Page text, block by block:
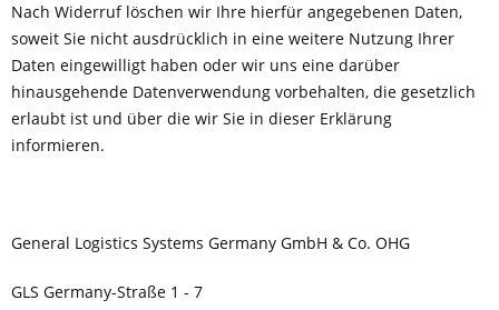
Nach Widerruf löschen wir Ihre hierfür angegebenen Daten,
soweit Sie nicht ausdrücklich in eine weitere Nutzung Ihrer
Daten eingewilligt haben oder wir uns eine darüber
hinausgehende Datenverwendung vorbehalten, die gesetzlich
erlaubt ist und über die wir Sie in dieser Erklärung
informieren.
General Logistics Systems Germany GmbH & Co. OHG
GLS Germany-Straße 1 - 7